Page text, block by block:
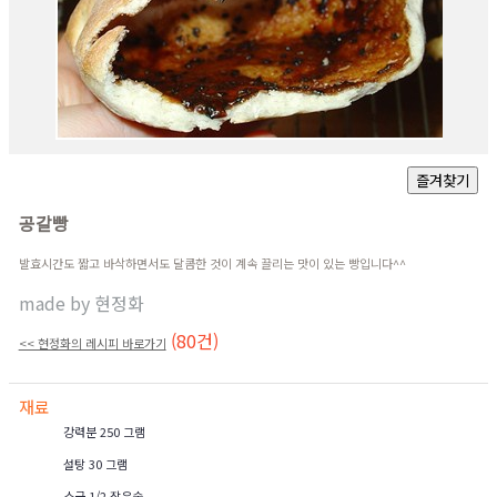
공갈빵
발효시간도 짧고 바삭하면서도 달콤한 것이 계속 끌리는 맛이 있는 빵입니다^^
made by 현정화
<< 현정화의 레시피 바로가기 (80건)
재료
강력분 250 그램
설탕 30 그램